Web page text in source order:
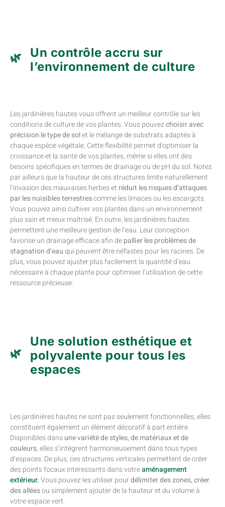
Un contrôle accru sur
l’environnement de culture
Les jardinières hautes vous offrent un meilleur contrôle sur les
conditions de culture de vos plantes. Vous pouvezchoisir avec
précision le type de solet le mélange de substrats adaptés à
chaque espèce végétale. Cette flexibilité permet d’optimiser la
croissance et la santé de vos plantes, même si elles ont des
besoins spécifiques en termes de drainage ou de pH du sol. Notez
par ailleurs que la hauteur de ces structures limite naturellement
l’invasion des mauvaises herbes et réduit les risques d’attaques
par les nuisibles terrestrescomme les limaces ou les escargots.
Vous pouvez ainsi cultiver vos plantes dans un environnement
plus sain et mieux maîtrisé. En outre, les jardinières hautes
permettent une meilleure gestion de l’eau. Leur conception
favorise un drainage efficace afin depallier les problèmes de
stagnation d’eauqui peuvent être néfastes pour les racines. De
plus, vous pouvez ajuster plus facilement la quantité d’eau
nécessaire à chaque plante pour optimiser l’utilisation de cette
ressource précieuse.
Une solution esthétique et
polyvalente pour tous les
espaces
Les jardinières hautes ne sont pas seulement fonctionnelles, elles
constituent également un élément décoratif à part entière.
Disponibles dansune variété de styles, de matériaux et de
couleurs, elles s’intègrent harmonieusement dans tous types
d’espaces. De plus, ces structures verticales permettent de créer
des points focaux intéressants dans votreaménagement
extérieur.Vous pouvez les utiliser pourdélimiter des zones, créer
des alléesou simplement ajouter de la hauteur et du volume à
votre espace vert.